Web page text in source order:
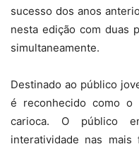
sucesso dos anos
nesta edição com duas
simultaneamente.
Destinado ao público
é reconhecido como
carioca. O público
interatividade nas